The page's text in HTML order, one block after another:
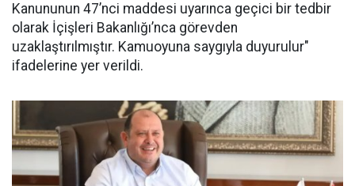
Kanununun 47’nci maddesi uyarınca geçici bir tedbir
olarak İçişleri Bakanlığı’nca görevden
uzaklaştırılmıştır. Kamuoyuna saygıyla duyurulur"
ifadelerine yer verildi.